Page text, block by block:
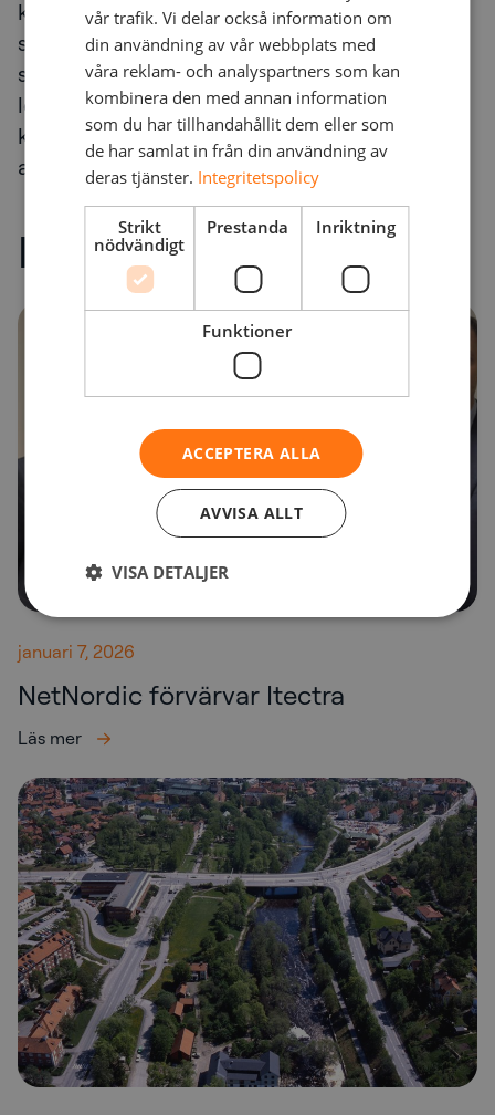
kompetens inom projektledning, IT-
servicehantering, mjukvaruutveckling,
skräddarsydda lösningar och underhåll av
lösningar. Företaget har lång erfarenhet av
komplexa projekt och har mer än 20
anställda i Halden.
Relaterat innehåll
januari 7, 2026
NetNordic förvärvar Itectra
Läs mer
vår trafik. Vi delar också information om
din användning av vår webbplats med
våra reklam- och analyspartners som kan
kombinera den med annan information
som du har tillhandahållit dem eller som
de har samlat in från din användning av
deras tjänster. Integritetspolicy
Strikt
nödvändigt
Prestanda Inriktning
Funktioner
ACCEPTERA ALLA
AVVISA ALLT
VISA DETALJER